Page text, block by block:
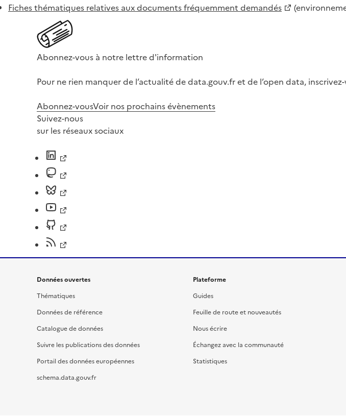
Fiches thématiques relatives aux documents fréquemment demandés
Abonnez-vous à notre lettre d'information
Pour ne rien manquer de l’actualité de data.gouv.fr et de l’open data,
Abonnez-vousVoir nos prochains évènements
Suivez-nous
sur les réseaux sociaux
Données ouvertes
Thématiques
Données de référence
Catalogue de données
Suivre les publications des données
Portail des données européennes
schema.data.gouv.fr
Plateforme
Guides
Feuille de route et nouveautés
Nous écrire
Échangez avec la communauté
Statistiques